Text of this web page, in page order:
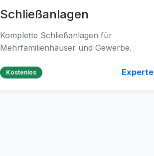
Schließanlagen
Komplette Schließanlagen für
Mehrfamilienhäuser und Gewerbe.
Kostenlos Experte